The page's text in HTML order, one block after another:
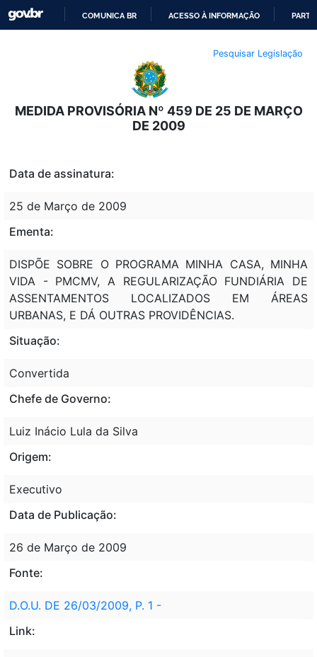
O
CONTEÚDO
COMUNICA BR ACESSO À INFORMAÇÃO
Pesquisar Legislação
MEDIDA PROVISÓRIA Nº 459 DE 25 DE MARÇO
DE 2009
Data de assinatura:
25 de Março de 2009
Ementa:
DISPÕE SOBRE O PROGRAMA MINHA CASA, MINHA
VIDA - PMCMV, A REGULARIZAÇÃO FUNDIÁRIA DE
ASSENTAMENTOS LOCALIZADOS EM ÁREAS
URBANAS, E DÁ OUTRAS PROVIDÊNCIAS.
Situação:
Convertida
Chefe de Governo:
Luiz Inácio Lula da Silva
Origem:
Executivo
Data de Publicação:
26 de Março de 2009
Fonte:
D.O.U. DE 26/03/2009, P. 1 -
Link: